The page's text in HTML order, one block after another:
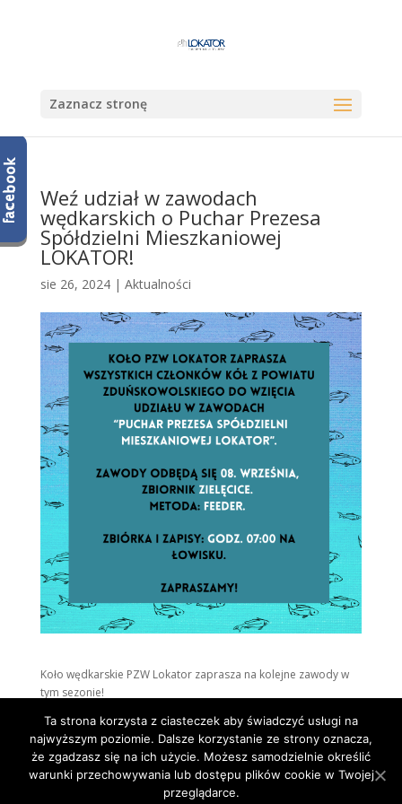
Zaznacz stronę
Weź udział w zawodach
wędkarskich o Puchar Prezesa
Spółdzielni Mieszkaniowej
LOKATOR!
sie 26, 2024| Aktualności
Koło wędkarskie PZW Lokator zaprasza na kolejne zawody w
tym sezonie!
Ta strona korzysta z ciasteczek aby świadczyć usługi na
najwyższym poziomie. Dalsze korzystanie ze strony oznacza,
że zgadzasz się na ich użycie. Możesz samodzielnie określić
warunki przechowywania lub dostępu plików cookie w Twojej
przeglądarce.